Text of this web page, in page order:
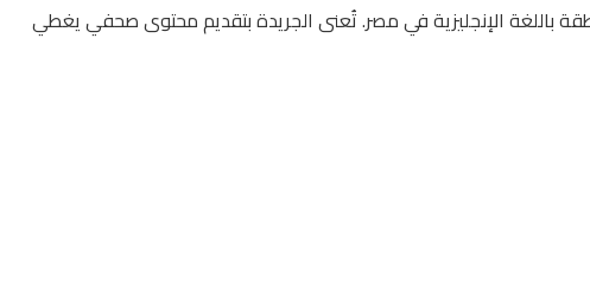
باللغة الإنجليزية في مصر. تُعنى الجريدة بتقديم محتوى صحفي يغطي